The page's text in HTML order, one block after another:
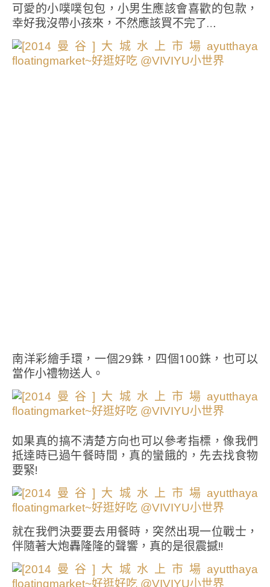
可愛的小噗噗包包，小男生應該會喜歡的包款，
幸好我沒帶小孩來，不然應該買不完了…
南洋彩繪手環，一個29銖，四個100銖，也可以
當作小禮物送人。
如果真的搞不清楚方向也可以參考指標，像我們
抵達時已過午餐時間，真的蠻餓的，先去找食物
要緊!
就在我們決要要去用餐時，突然出現一位戰士，
伴隨著大炮轟隆隆的聲響，真的是很震撼!!